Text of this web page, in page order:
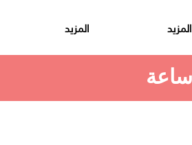
المزيد المزيد